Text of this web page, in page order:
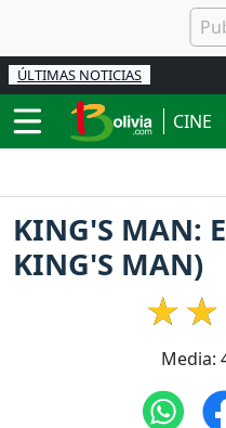
ÚLTIMAS NOTICIAS
CINE
KING'S MAN:
KING'S MAN)
Media: